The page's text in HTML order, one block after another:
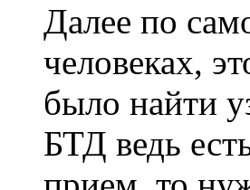
Далее по
человеках,
было найти
БТД ведь